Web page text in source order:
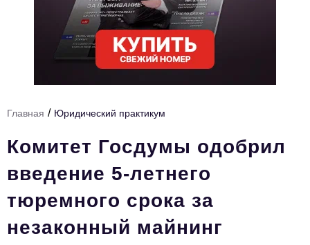
Ниши и рынки
Технологии и тренды
Тема номера
HR
Персона номера
Юридический практикум
Стиль жизни
Главная / Юридический практикум
Комитет Госдумы одобрил
введение 5-летнего
тюремного срока за
незаконный майнинг